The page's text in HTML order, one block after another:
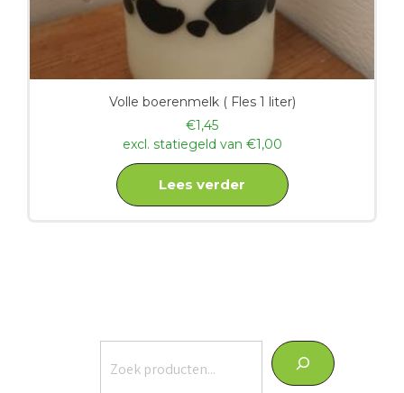
Volle boerenmelk ( Fles 1 liter)
€1,45
excl. statiegeld van €1,00
Lees verder